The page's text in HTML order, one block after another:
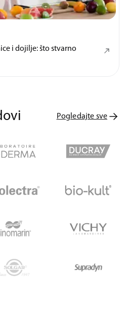
i dojilje: što stvarno
Pogledajte sve